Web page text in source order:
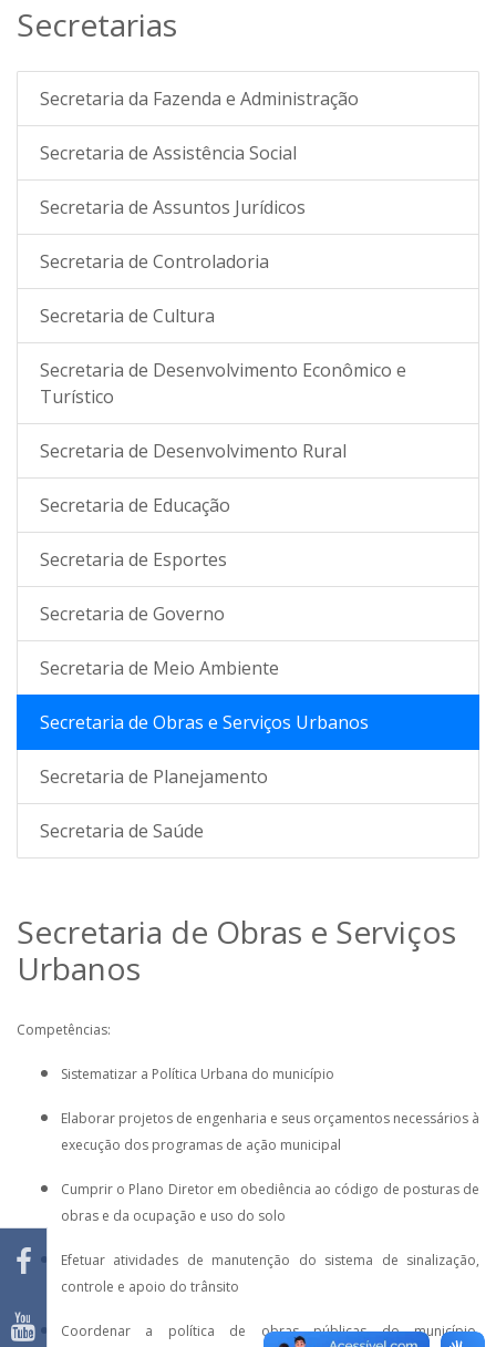
Secretarias
Secretaria da Fazenda e Administração
Secretaria de Assistência Social
Secretaria de Assuntos Jurídicos
Secretaria de Controladoria
Secretaria de Cultura
Secretaria de Desenvolvimento Econômico e
Turístico
Secretaria de Desenvolvimento Rural
Secretaria de Educação
Secretaria de Esportes
Secretaria de Governo
Secretaria de Meio Ambiente
Secretaria de Obras e Serviços Urbanos
Secretaria de Planejamento
Secretaria de Saúde
Secretaria de Obras e Serviços
Urbanos
Competências:
Sistematizar a Política Urbana do município
Elaborar projetos de engenharia e seus orçamentos necessários à
execução dos programas de ação municipal
Cumprir o Plano Diretor em obediência ao código de posturas de
obras e da ocupação e uso do solo
Efetuar atividades de manutenção do sistema de sinalização,
controle e apoio do trânsito
Coordenar a política de obras públicas do município,